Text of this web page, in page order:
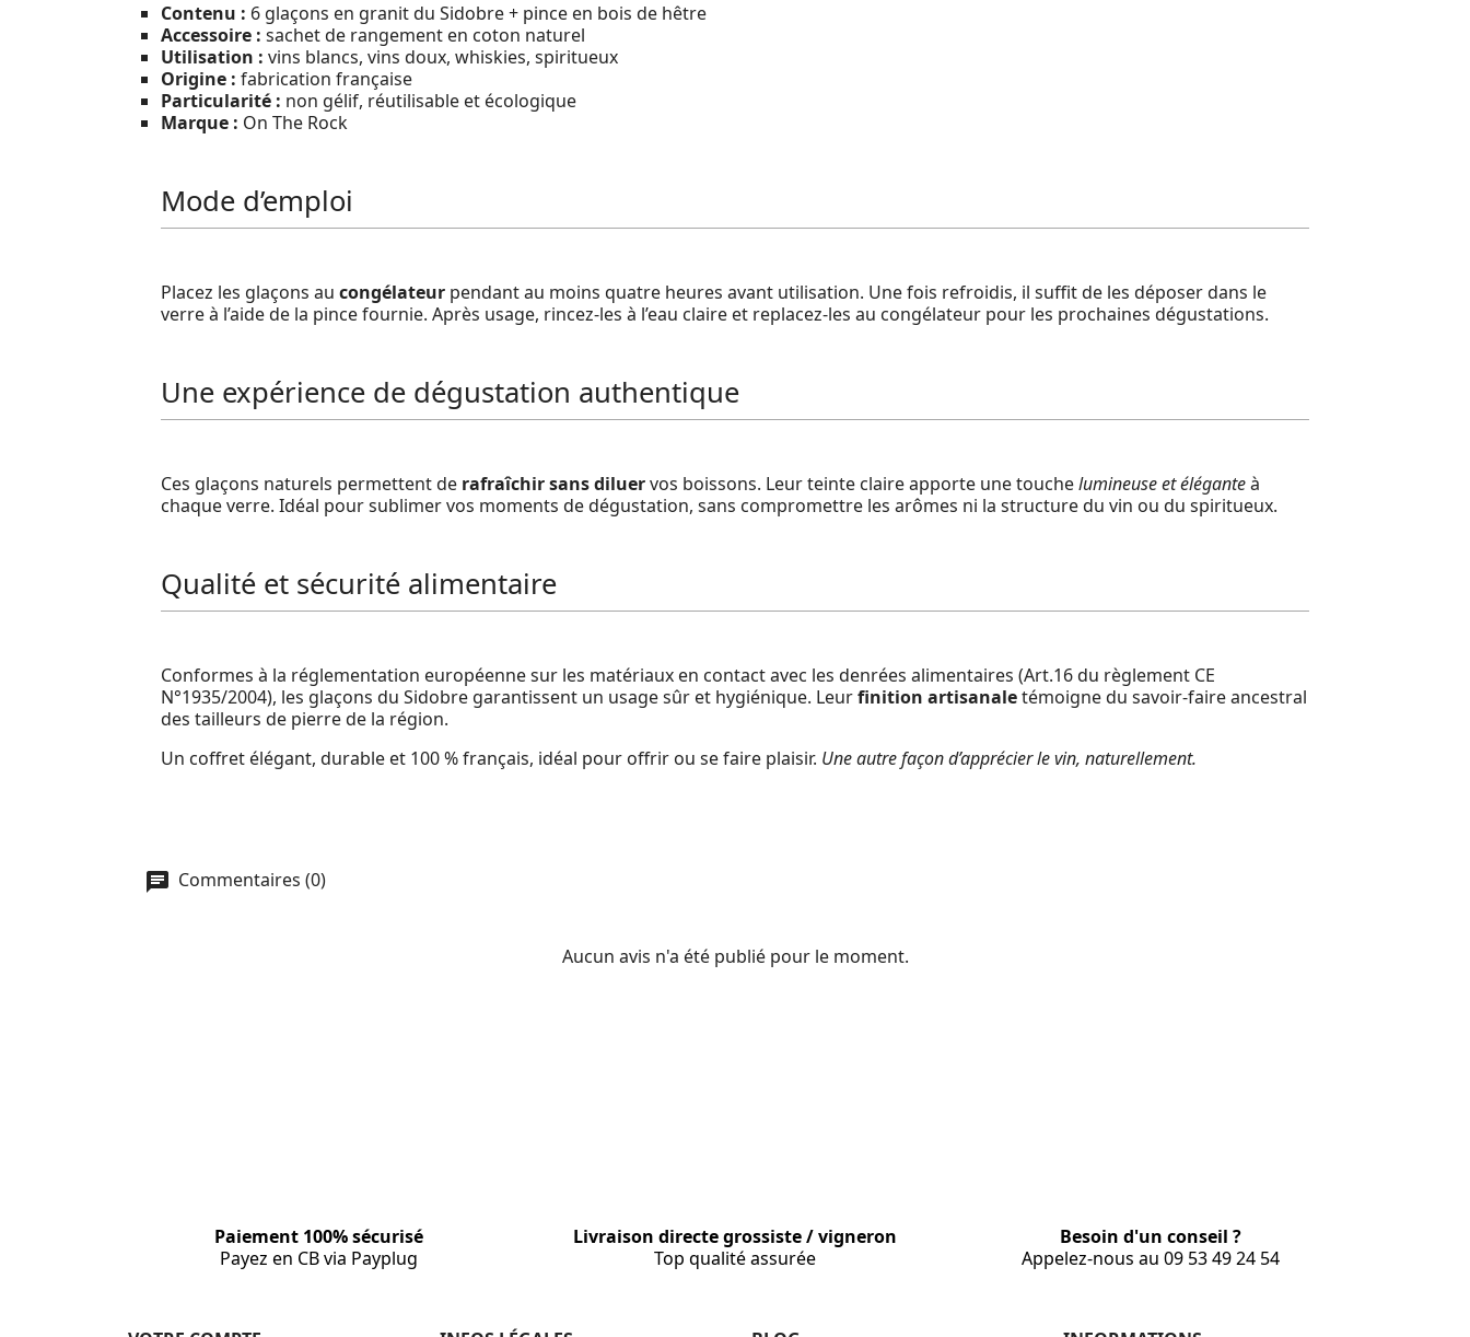
Contenu : 6 glaçons en granit du Sidobre + pince en bois de hêtre
Accessoire : sachet de rangement en coton naturel
Utilisation : vins blancs, vins doux, whiskies, spiritueux
Origine : fabrication française
Particularité : non gélif, réutilisable et écologique
Marque : On The Rock
Mode d’emploi
Placez les glaçons au congélateur pendant au moins quatre heures avant utilisation. Une fois refroidis, il suffit de les déposer dans le
verre à l’aide de la pince fournie. Après usage, rincez-les à l’eau claire et replacez-les au congélateur pour les prochaines dégustations.
Une expérience de dégustation authentique
Ces glaçons naturels permettent de rafraîchir sans diluervos boissons. Leur teinte claire apporte une touchelumineuse et éléganteà
chaque verre. Idéal pour sublimer vos moments de dégustation, sans compromettre les arômes ni la structure du vin ou du spiritueux.
Qualité et sécurité alimentaire
Conformes à la réglementation européenne sur les matériaux en contact avec les denrées alimentaires (Art.16 du règlement CE
N°1935/2004), les glaçons du Sidobre garantissent un usage sûr et hygiénique. Leurfinition artisanaletémoigne du savoir-faire ancestral
des tailleurs de pierre de la région.
Un coffret élégant, durable et 100 % français, idéal pour offrir ou se faire plaisir. Une autre façon d’apprécier le vin, naturellement.
Commentaires (0)
Aucun avis n'a été publié pour le moment.
Paiement 100% sécurisé
Payez en CB via Payplug
Livraison directe grossiste / vigneron
Top qualité assurée
Besoin d'un conseil ?
Appelez-nous au 09 53 49 24 54